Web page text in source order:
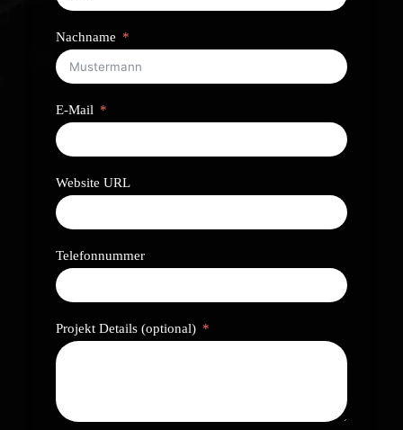
Nachname
E-Mail
Website URL
Telefonnummer
Projekt Details (optional)